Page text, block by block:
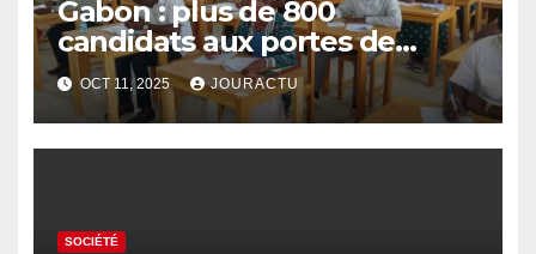
Gabon : plus de 800
candidats aux portes de
l’Ecole nationale de
développement rural d’Oyem
OCT 11, 2025 JOURACTU
SOCIÉTÉ